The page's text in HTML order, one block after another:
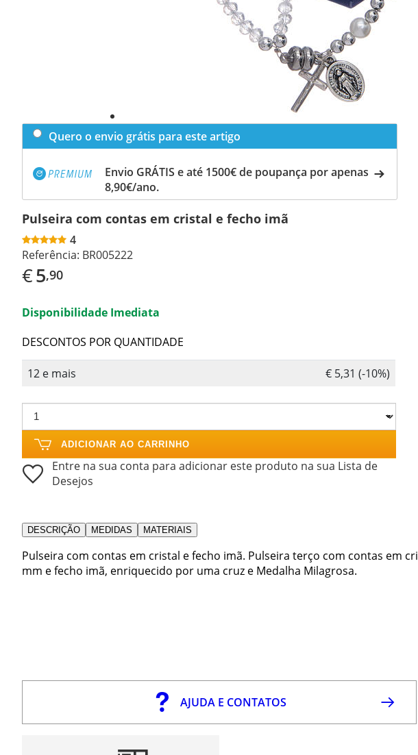
Quero o envio grátis para este artigo
Envio GRÁTIS e até 1500€ de poupança por apenas
8,90€/ano.
Pulseira com contas em cristal e fecho imã
4
Referência: BR005222
€5,90
Disponibilidade Imediata
DESCONTOS POR QUANTIDADE
12 e mais € 5,31 (-10%)
ADICIONAR AO CARRINHO
Entre na sua conta para adicionar este produto na sua Lista de
Desejos
DESCRIÇÃO MEDIDAS MATERIAIS
Pulseira com contas em cristal e fecho imã. Pulseira terço com contas em
mm e fecho imã, enriquecido por uma cruz e Medalha Milagrosa.
AJUDA E CONTATOS